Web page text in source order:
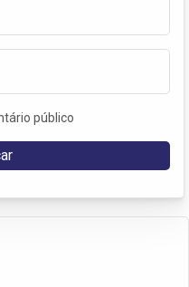
público